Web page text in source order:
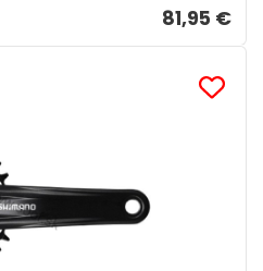
81,95 €